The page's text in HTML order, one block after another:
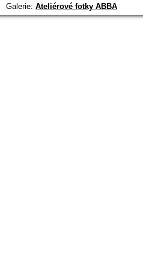
Galerie: Ateliérové fotky ABBA